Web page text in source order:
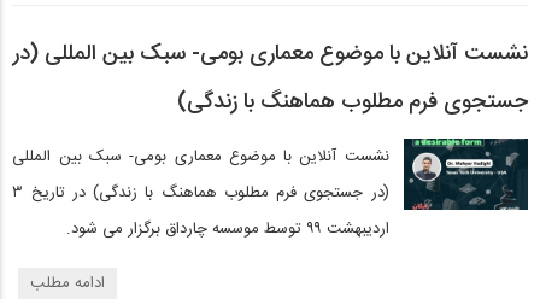
نشست آنلاین با موضوع معماری بومی- سبک بین المللی (در
جستجوی فرم مطلوب هماهنگ با زندگی)
نشست آنلاین با موضوع معماری بومی- سبک بین المللی
(در جستجوی فرم مطلوب هماهنگ با زندگی) در تاریخ ۳
اردیبهشت ۹۹ توسط موسسه چارداق برگزار می شود.
ادامه مطلب